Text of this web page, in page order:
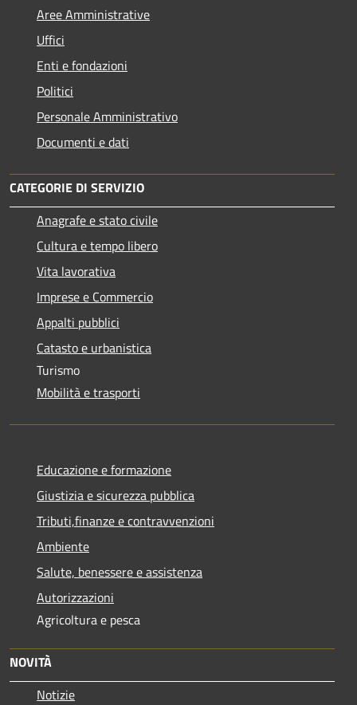
Aree Amministrative
Uffici
Enti e fondazioni
Politici
Personale Amministrativo
Documenti e dati
CATEGORIE DI SERVIZIO
Anagrafe e stato civile
Cultura e tempo libero
Vita lavorativa
Imprese e Commercio
Appalti pubblici
Catasto e urbanistica
Turismo
Mobilità e trasporti
Educazione e formazione
Giustizia e sicurezza pubblica
Tributi,finanze e contravvenzioni
Ambiente
Salute, benessere e assistenza
Autorizzazioni
Agricoltura e pesca
NOVITÀ
Notizie